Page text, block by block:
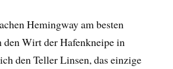
Hemingway am besten
den Wirt der Hafenkneipe in
den Teller Linsen, das einzige